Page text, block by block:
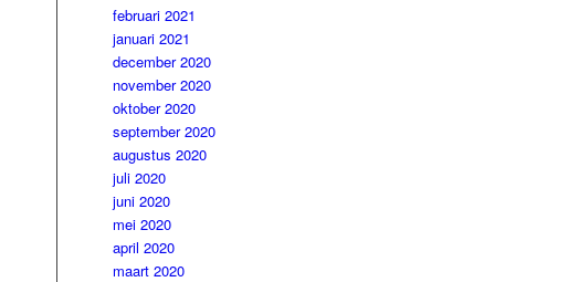
februari 2021
januari 2021
december 2020
november 2020
oktober 2020
september 2020
augustus 2020
juli 2020
juni 2020
mei 2020
april 2020
maart 2020